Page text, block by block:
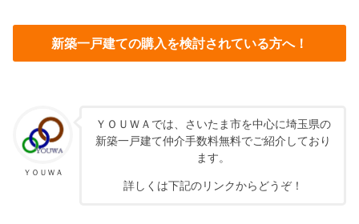
新築一戸建ての購入を検討されている方へ！
ＹＯＵＷＡ
ＹＯＵＷＡでは、さいたま市を中心に埼玉県の
新築一戸建て仲介手数料無料でご紹介しており
ます。
詳しくは下記のリンクからどうぞ！